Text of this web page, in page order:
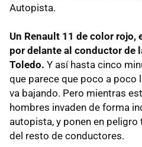
Autopista.
Un Renault 11 de color rojo,
por delante al conductor de
Toledo. Y así hasta cinco
que parece que poco a poco
va bajando. Pero mientras
hombres invaden de forma
autopista, y ponen en
del resto de conductores.